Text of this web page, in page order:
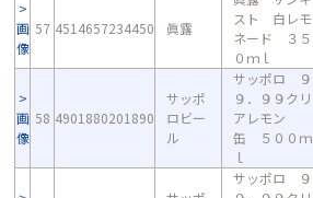
画
像
57 4514657234450 眞露
スト 白レモ
ネード ３５
０ｍｌ
画
像
58 4901880201890
サッポ
ロビー
ル
サッポロ ９
９．９９クリ
アレモン
缶 ５００ｍ
ｌ
サッポロ ９